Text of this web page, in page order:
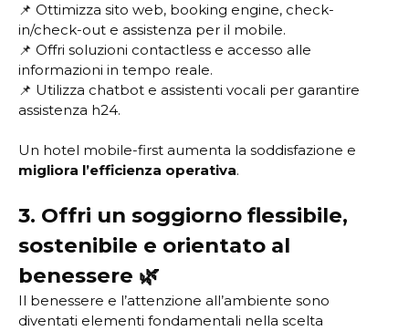
📌 Ottimizza sito web, booking engine, check-
in/check-out e assistenza per il mobile.
📌 Offri soluzioni contactless e accesso alle
informazioni in tempo reale.
📌 Utilizza chatbot e assistenti vocali per garantire
assistenza h24.
Un hotel mobile-first aumenta la soddisfazione e
migliora l’efficienza operativa.
3. Offri un soggiorno flessibile,
sostenibile e orientato al
benessere 🌿
Il benessere e l’attenzione all’ambiente sono
diventati elementi fondamentali nella scelta